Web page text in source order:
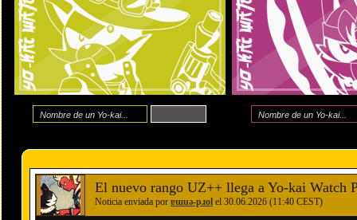
El nuevo rango UZ++ llega a Yo-kai Watch
Noticia enviada por ɐɯuǝ-pɹol el 30.06.2026 (11:40 CEST)